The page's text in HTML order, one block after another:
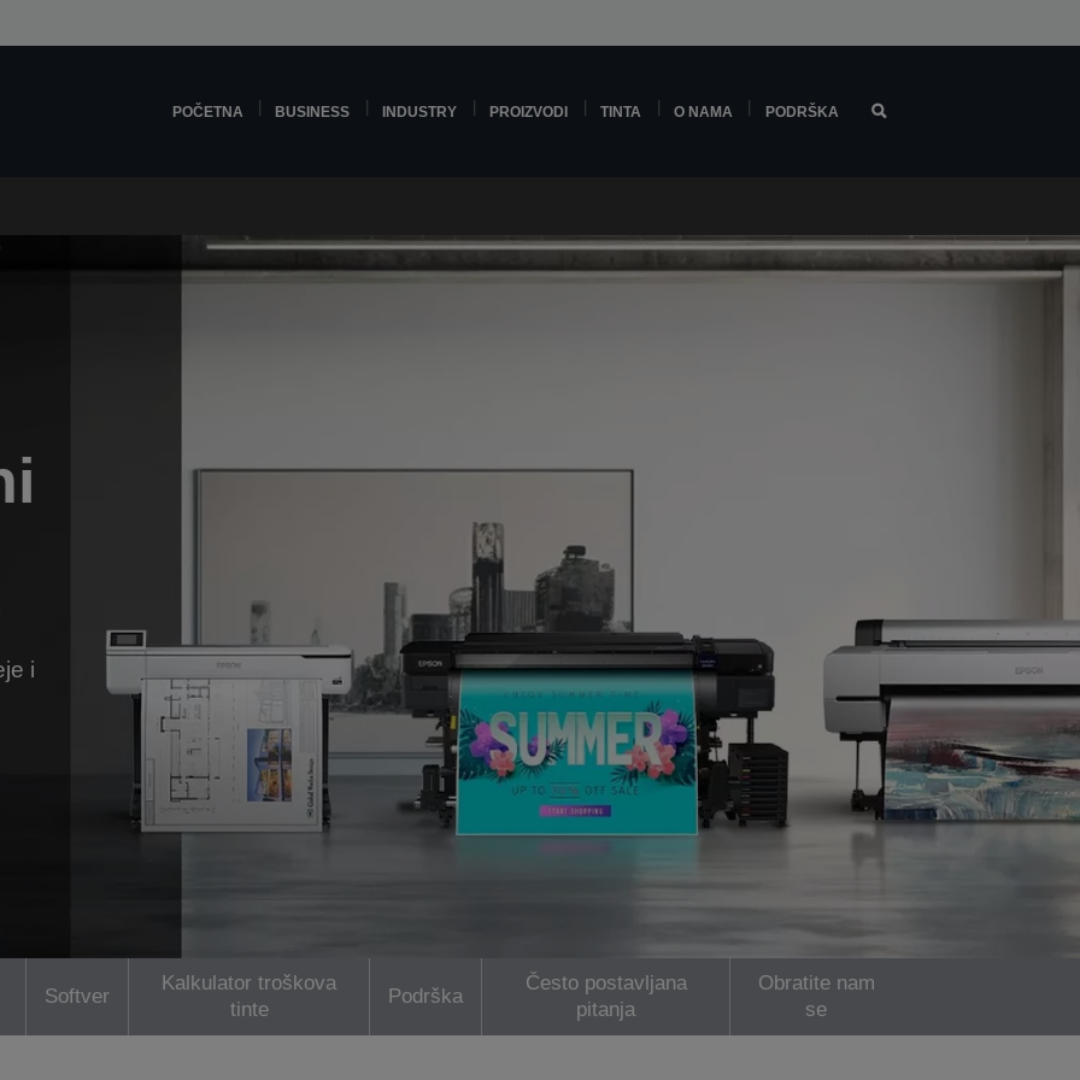
POČETNA BUSINESS INDUSTRY PROIZVODI TINTA O NAMA PODRŠKA
i
Softver
Kalkulator troškova
tinte
Podrška
Često postavljana
pitanja
Obratite nam
se